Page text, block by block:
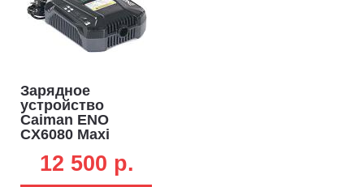
Зарядное
устройство
Caiman ENO
CX6080 Maxi
для АКБ 15-25 А/ч
(PRC, 60В, 8 А, 1,2
12 500 p.